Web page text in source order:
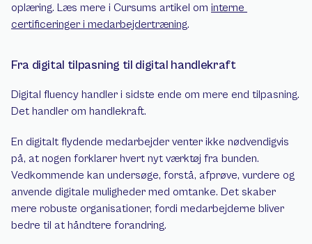
oplæring. Læs mere i Cursums artikel om interne
certificeringer i medarbejdertræning.
Fra digital tilpasning til digital handlekraft
Digital fluency handler i sidste ende om mere end tilpasning.
Det handler om handlekraft.
En digitalt flydende medarbejder venter ikke nødvendigvis
på, at nogen forklarer hvert nyt værktøj fra bunden.
Vedkommende kan undersøge, forstå, afprøve, vurdere og
anvende digitale muligheder med omtanke. Det skaber
mere robuste organisationer, fordi medarbejderne bliver
bedre til at håndtere forandring.